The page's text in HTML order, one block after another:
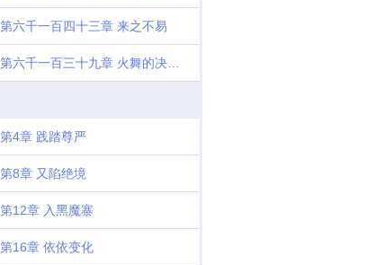
第六千一百四十三章 来之不易
第六千一百三十九章 火舞的决然原始黑洞
第4章 践踏尊严
第8章 又陷绝境
第12章 入黑魔寨
第16章 依依变化